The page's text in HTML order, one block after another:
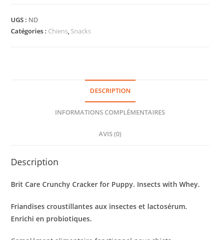
UGS : ND
Catégories : Chiens, Snacks
DESCRIPTION
INFORMATIONS COMPLÉMENTAIRES
AVIS (0)
Description
Brit Care Crunchy Cracker for Puppy. Insects with Whey.
Friandises croustillantes aux insectes et lactosérum.
Enrichi en probiotiques.